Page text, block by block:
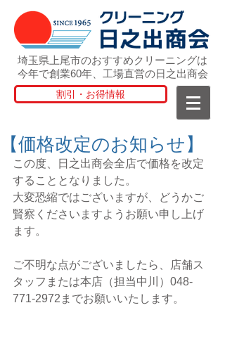
埼玉県上尾市のおすすめクリーニングは
今年で創業60年、工場直営の日之出商会
割引・お得情報
【価格改定のお知らせ】
この度、日之出商会全店で価格を改定
することとなりました。
大変恐縮ではございますが、どうかご
賢察くださいますようお願い申し上げ
ます。
ご不明な点がございましたら、店舗ス
タッフまたは本店（担当中川）048-
771-2972までお願いいたします。